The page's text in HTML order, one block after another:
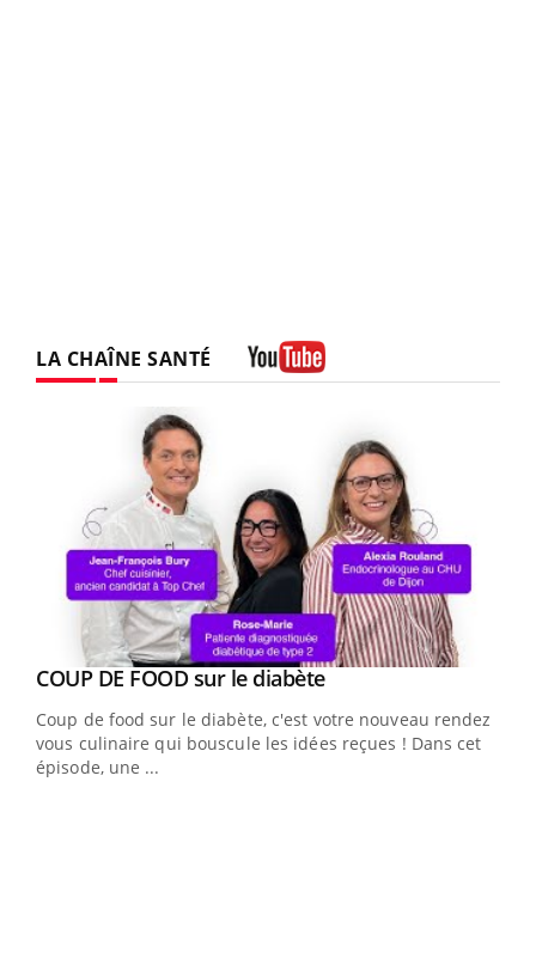
LA CHAÎNE SANTÉ
Youtube
COUP DE FOOD sur le diabèteYoutube
Coup de food sur le diabète, c'est votre nouveau rendez-
vous culinaire qui bouscule les idées reçues ! Dans cet
épisode, une ...